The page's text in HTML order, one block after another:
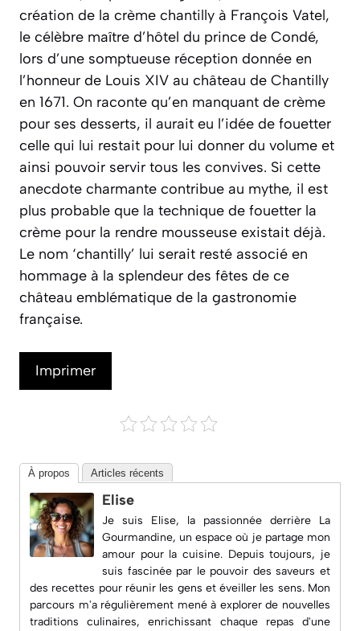
création de la crème chantilly à François Vatel,
le célèbre maître d’hôtel du prince de Condé,
lors d’une somptueuse réception donnée en
l’honneur de Louis XIV au château de Chantilly
en 1671. On raconte qu’en manquant de crème
pour ses desserts, il aurait eu l’idée de fouetter
celle qui lui restait pour lui donner du volume et
ainsi pouvoir servir tous les convives. Si cette
anecdote charmante contribue au mythe, il est
plus probable que la technique de fouetter la
crème pour la rendre mousseuse existait déjà.
Le nom ‘chantilly’ lui serait resté associé en
hommage à la splendeur des fêtes de ce
château emblématique de la gastronomie
française.
Imprimer
À propos Articles récents
Elise
Je suis Elise, la passionnée derrière La
Gourmandine, un espace où je partage mon
amour pour la cuisine. Depuis toujours, je
suis fascinée par le pouvoir des saveurs et
des recettes pour réunir les gens et éveiller les sens. Mon
parcours m'a régulièrement mené à explorer de nouvelles
traditions culinaires, enrichissant chaque repas d'une